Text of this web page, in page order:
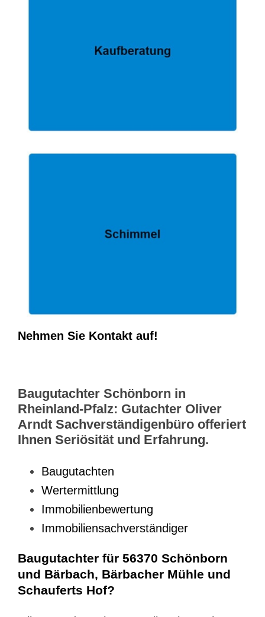
Nehmen Sie Kontakt auf!
Baugutachter Schönborn in
Rheinland-Pfalz: Gutachter Oliver
Arndt Sachverständigenbüro offeriert
Ihnen Seriösität und Erfahrung.
Baugutachten
Wertermittlung
Immobilienbewertung
Immobiliensachverständiger
Baugutachter für 56370 Schönborn
und Bärbach, Bärbacher Mühle und
Schauferts Hof?